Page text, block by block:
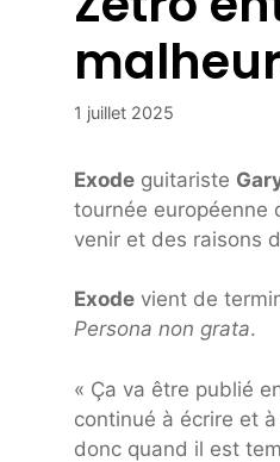
1 juillet 2025
Exode guitariste
tournée européenne
venir et des raisons
Exode vient de
Persona non grata.
« Ça va être publié
continué à écrire et
donc quand il est